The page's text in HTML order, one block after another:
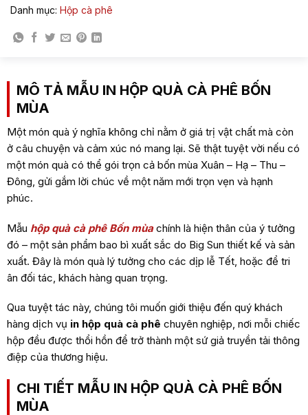
Danh mục: Hộp cà phê
MÔ TẢ MẪU IN HỘP QUÀ CÀ PHÊ BỐN
MÙA
Một món quà ý nghĩa không chỉ nằm ở giá trị vật chất mà còn
ở câu chuyện và cảm xúc nó mang lại. Sẽ thật tuyệt vời nếu có
một món quà có thể gói trọn cả bốn mùa Xuân – Hạ – Thu –
Đông, gửi gắm lời chúc về một năm mới trọn vẹn và hạnh
phúc.
Mẫu hộp quà cà phê Bốn mùachính là hiện thân của ý tưởng
đó – một sản phẩm bao bì xuất sắc do Big Sun thiết kế và sản
xuất. Đây là món quà lý tưởng cho các dịp lễ Tết, hoặc để tri
ân đối tác, khách hàng quan trọng.
Qua tuyệt tác này, chúng tôi muốn giới thiệu đến quý khách
hàng dịch vụ in hộp quà cà phê chuyên nghiệp, nơi mỗi chiếc
hộp đều được thổi hồn để trở thành một sứ giả truyền tải thông
điệp của thương hiệu.
CHI TIẾT MẪU IN HỘP QUÀ CÀ PHÊ BỐN
MÙA